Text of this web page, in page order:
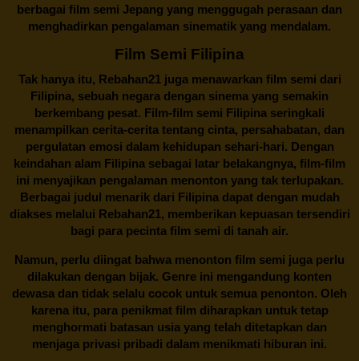
berbagai film semi Jepang yang menggugah perasaan dan
menghadirkan pengalaman sinematik yang mendalam.
Film Semi Filipina
Tak hanya itu, Rebahan21juga menawarkan film semi dari
Filipina, sebuah negara dengan sinema yang semakin
berkembang pesat. Film-film semi Filipina seringkali
menampilkan cerita-cerita tentang cinta, persahabatan, dan
pergulatan emosi dalam kehidupan sehari-hari. Dengan
keindahan alam Filipina sebagai latar belakangnya, film-film
ini menyajikan pengalaman menonton yang tak terlupakan.
Berbagai judul menarik dari Filipina dapat dengan mudah
diakses melalui Rebahan21, memberikan kepuasan tersendiri
bagi para pecinta film semi di tanah air.
Namun, perlu diingat bahwa menonton film semi juga perlu
dilakukan dengan bijak. Genre ini mengandung konten
dewasa dan tidak selalu cocok untuk semua penonton. Oleh
karena itu, para penikmat film diharapkan untuk tetap
menghormati batasan usia yang telah ditetapkan dan
menjaga privasi pribadi dalam menikmati hiburan ini.